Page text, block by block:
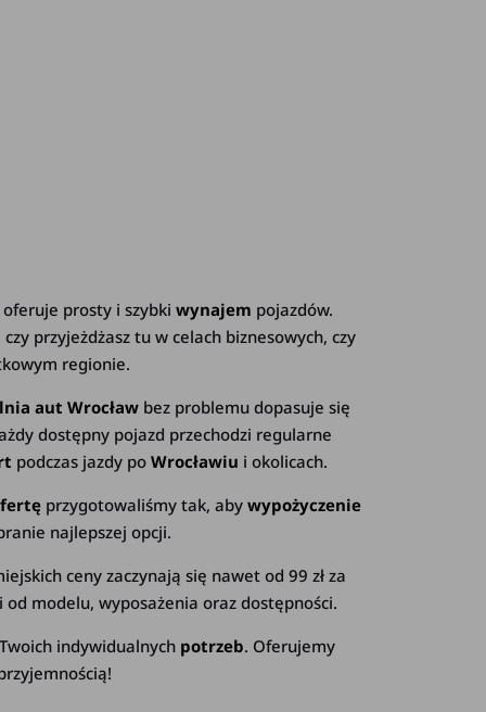
prosty i szybkiwynajem pojazdów.
przyjeżdżasz tu w celach biznesowych, czy
regionie.
aut Wrocław bez problemu dopasuje się
dostępny pojazd przechodzi regularne
podczas jazdy poWrocławiu i okolicach.
przygotowaliśmy tak, abywypożyczenie
najlepszej opcji.
ceny zaczynają się nawet od 99 zł za
modelu, wyposażenia oraz dostępności.
indywidualnych potrzeb. Oferujemy